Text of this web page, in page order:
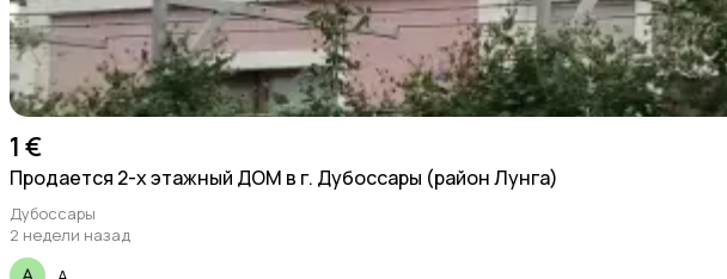
1 €
Продается 2-х этажный ДОМ в г. Дубоссары (район Лунга)
Дубоссары
2 недели назад